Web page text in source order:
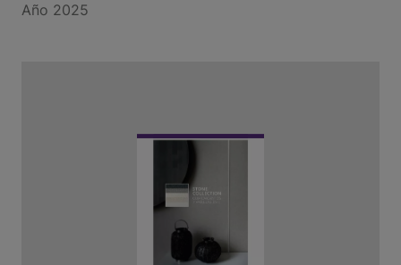
Año 2025